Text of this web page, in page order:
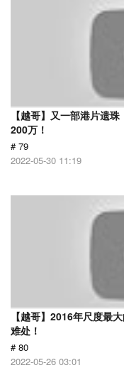
【越哥】又一部港片遗
200万！
# 79
2022-05-30 11:19
【越哥】2016年尺度最
难处！
# 80
2022-05-26 03:01